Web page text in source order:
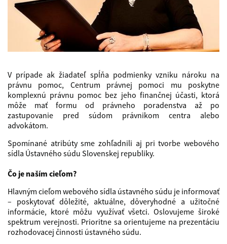
V prípade ak žiadateľ spĺňa podmienky vzniku nároku na
právnu pomoc, Centrum právnej pomoci mu poskytne
komplexnú právnu pomoc bez jeho finančnej účasti, ktorá
môže mať formu od právneho poradenstva až po
zastupovanie pred súdom právnikom centra alebo
advokátom.
Spomínané atribúty sme zohľadnili aj pri tvorbe webového
sídla Ústavného súdu Slovenskej republiky.
Čo je naším cieľom?
Hlavným cieľom webového sídla ústavného súdu je informovať
– poskytovať dôležité, aktuálne, dôveryhodné a užitočné
informácie, ktoré môžu využívať všetci. Oslovujeme široké
spektrum verejnosti. Prioritne sa orientujeme na prezentáciu
rozhodovacej činnosti ústavného súdu.